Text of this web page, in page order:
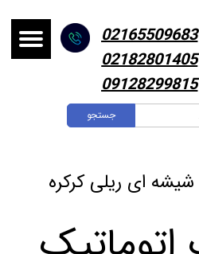
جستجو
02165509683
02182801405
09128299815
ای ریلی کرکره